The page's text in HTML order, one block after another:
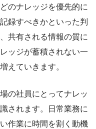
のナレッジを優先的に
録すべきかといった判
共有される情報の質に
ッジが蓄積されない一
えていきます。
の社員にとってナレッ
されます。日常業務に
作業に時間を割く動機